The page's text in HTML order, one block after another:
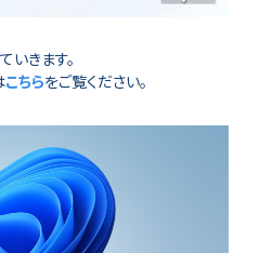
きます。
こちらをご覧ください。